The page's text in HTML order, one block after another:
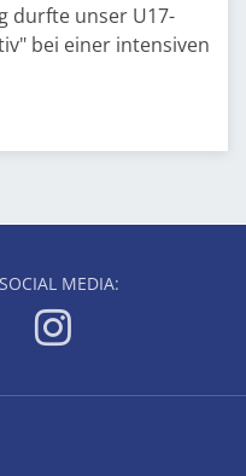
durfte unser U17-
bei einer intensiven
MEDIA: